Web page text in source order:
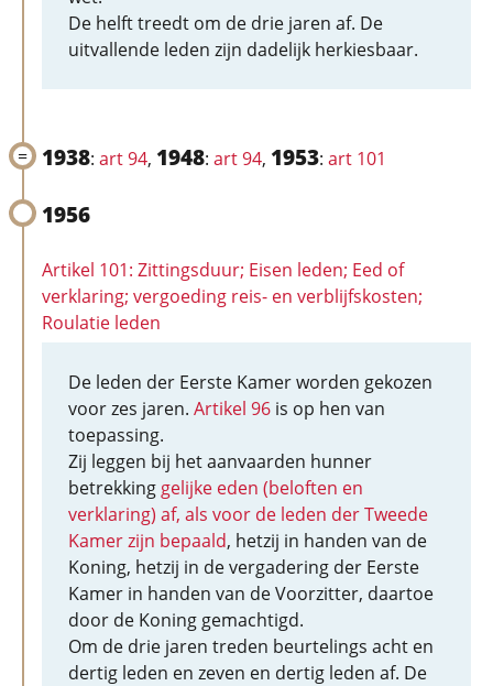
De helft treedt om de drie jaren af. De
uitvallende leden zijn dadelijk herkiesbaar.
1938: art 94, 1948: art 94, 1953: art 101
1956
Artikel 101: Zittingsduur; Eisen leden; Eed of
verklaring; vergoeding reis- en verblijfskosten;
Roulatie leden
De leden der Eerste Kamer worden gekozen
voor zes jaren. Artikel 96 is op hen van
toepassing.
Zij leggen bij het aanvaarden hunner
betrekking gelijke eden (beloften en
verklaring) af, als voor de leden der Tweede
Kamer zijn bepaald, hetzij in handen van de
Koning, hetzij in de vergadering der Eerste
Kamer in handen van de Voorzitter, daartoe
door de Koning gemachtigd.
Om de drie jaren treden beurtelings acht en
dertig leden en zeven en dertig leden af. De